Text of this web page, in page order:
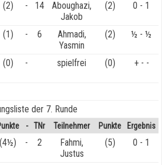
(2) - 14
Aboughazi,
Jakob
(2) 0 - 1
(1) - 6
Ahmadi,
Yasmin
(2) ½ - ½
(0) - spielfrei (0) + - -
der 7. Runde
- TNr Teilnehmer Punkte Ergebnis
(4½) - 2
Fahmi,
Justus
(5) 0 - 1